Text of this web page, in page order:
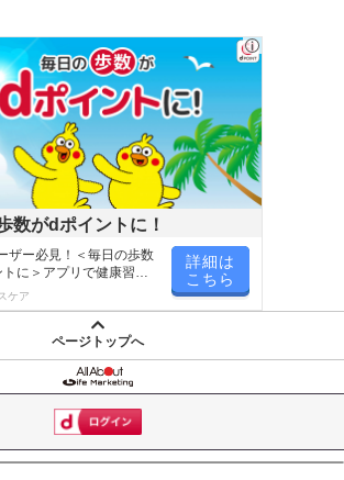
こちらの情報は2026-07-09 14:13:35.0
数がdポイントに！
ザー必見！＜毎日の歩数
に＞アプリで健康習慣
く
ケア
詳細は
こちら
ページトップへ